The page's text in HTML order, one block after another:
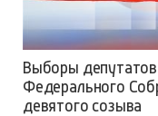
Выборы
Федерального
девятого созыва